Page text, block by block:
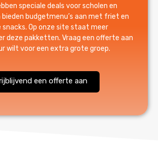
speciale deals voor scholen en
budgetmenu’s aan met friet en
snacks. Op onze site staat meer
deze pakketten. Vraag een offerte aan
wilt voor een extra grote groep.
een offerte aan